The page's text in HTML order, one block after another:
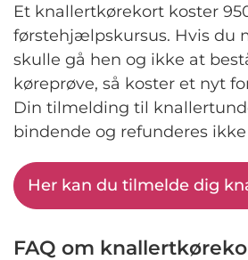
Et knallertkørekort koster
førstehjælpskursus. Hvis du
skulle gå hen og ikke at
køreprøve, så koster et nyt
Din tilmelding til
bindende og refunderes
Her kan du tilmelde dig
FAQ om